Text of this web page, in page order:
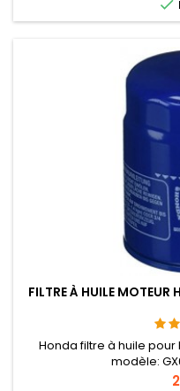

FILTRE À HUILE
Honda filtre à huile
modèle: